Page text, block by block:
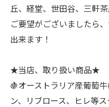
丘、経堂、世田谷、三軒
ご要望がございましたら
出来ます！
★当店、取り扱い商品★
🍇オーストラリア産葡萄
ン、リブロース、ヒレ等